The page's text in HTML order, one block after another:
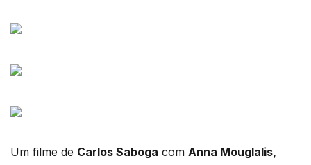
Um filme de Carlos Saboga com Anna Mouglalis,